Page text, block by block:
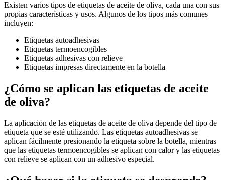
Existen varios tipos de etiquetas de aceite de oliva, cada una con sus
propias características y usos. Algunos de los tipos más comunes
incluyen:
Etiquetas autoadhesivas
Etiquetas termoencogibles
Etiquetas adhesivas con relieve
Etiquetas impresas directamente en la botella
¿Cómo se aplican las etiquetas de aceite
de oliva?
La aplicación de las etiquetas de aceite de oliva depende del tipo de
etiqueta que se esté utilizando. Las etiquetas autoadhesivas se
aplican fácilmente presionando la etiqueta sobre la botella, mientras
que las etiquetas termoencogibles se aplican con calor y las etiquetas
con relieve se aplican con un adhesivo especial.